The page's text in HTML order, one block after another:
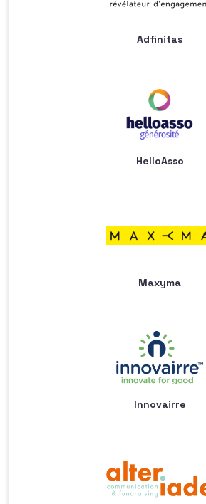
Adfinitas
HelloAsso
Maxyma
Innovairre